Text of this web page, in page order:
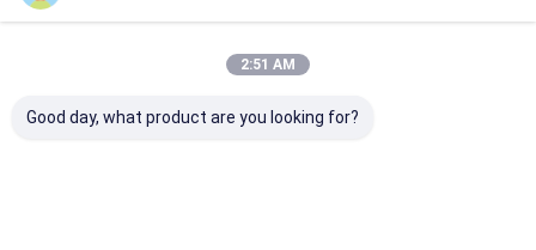
推薦されたプロダクト
2:51 AM
Good day, what product are you looking for?